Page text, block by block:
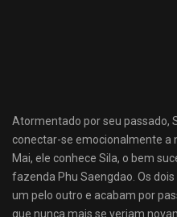
Atormentado por seu passado,
conectar-se emocionalmente a
Mai, ele conhece Sila, o bem
fazenda Phu Saengdao. Os
um pelo outro e acabam por
que nunca mais se veriam